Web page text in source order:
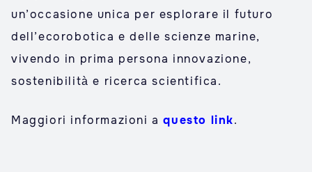
un’occasione unica per esplorare il futuro
dell’ecorobotica e delle scienze marine,
vivendo in prima persona innovazione,
sostenibilità e ricerca scientifica.
Maggiori informazioni aquesto link.